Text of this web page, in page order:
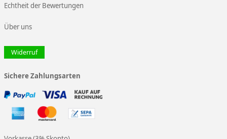
Echtheit der Bewertungen
Über uns
Widerruf
Sichere Zahlungsarten